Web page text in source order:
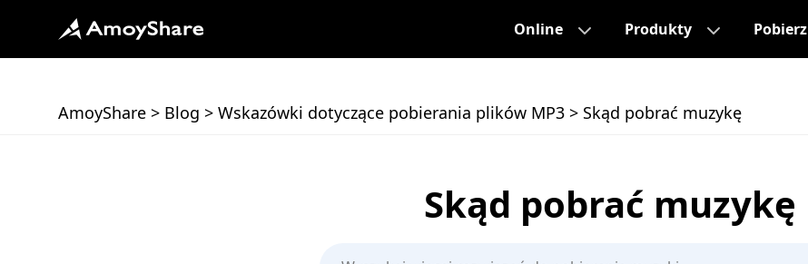
Online Produkty Pobierz
AmoyShare > Blog > Wskazówki dotyczące pobierania plików MP3 > Skąd pobrać muzykę
Skąd pobrać muzykę